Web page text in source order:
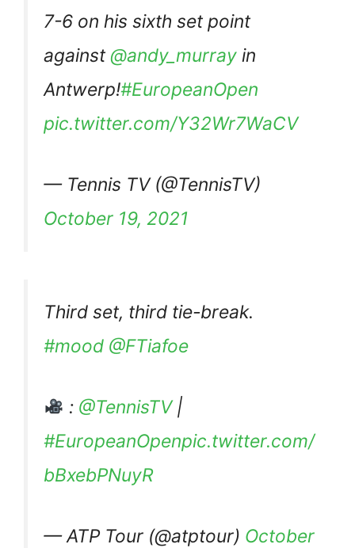
7-6 on his sixth set point
against @andy_murray in
Antwerp!#EuropeanOpen
pic.twitter.com/Y32Wr7WaCV
— Tennis TV (@TennisTV)
October 19, 2021
Third set, third tie-break.
#mood @FTiafoe
: @TennisTV|
#EuropeanOpenpic.twitter.com/
bBxebPNuyR
— ATP Tour (@atptour) October